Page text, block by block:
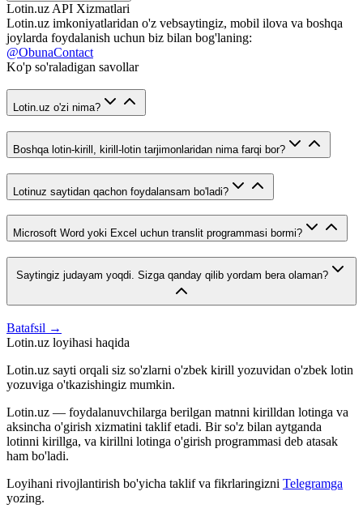
Lotin.uz API Xizmatlari
Lotin.uz imkoniyatlaridan o'z vebsaytingiz, mobil ilova va boshqa
joylarda foydalanish uchun biz bilan bog'laning:
@ObunaContact
Ko'p so'raladigan savollar
Lotin.uz o'zi nima?
Boshqa lotin-kirill, kirill-lotin tarjimonlaridan nima farqi bor?
Lotinuz saytidan qachon foydalansam bo'ladi?
Microsoft Word yoki Excel uchun translit programmasi bormi?
Saytingiz judayam yoqdi. Sizga qanday qilib yordam bera olaman?
Batafsil →
Lotin.uz loyihasi haqida
Lotin.uz sayti orqali siz so'zlarni o'zbek kirill yozuvidan o'zbek lotin
yozuviga o'tkazishingiz mumkin.
Lotin.uz — foydalanuvchilarga berilgan matnni kirilldan lotinga va
aksincha o'girish xizmatini taklif etadi. Bir so'z bilan aytganda
lotinni kirillga, va kirillni lotinga o'girish programmasi deb atasak
ham bo'ladi.
Loyihani rivojlantirish bo'yicha taklif va fikrlaringizni Telegramga
yozing.